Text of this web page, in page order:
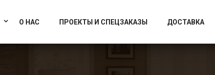
О НАС ПРОЕКТЫ И СПЕЦЗАКАЗЫ ДОСТАВКА